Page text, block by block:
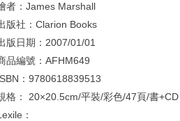
者： James Marshall
版社： Clarion Books
版日期： 2007/01/01
品編號： AFHM649
： 9780618839513
格： 20×20.5cm/平裝/彩色/47頁/書+CD
：